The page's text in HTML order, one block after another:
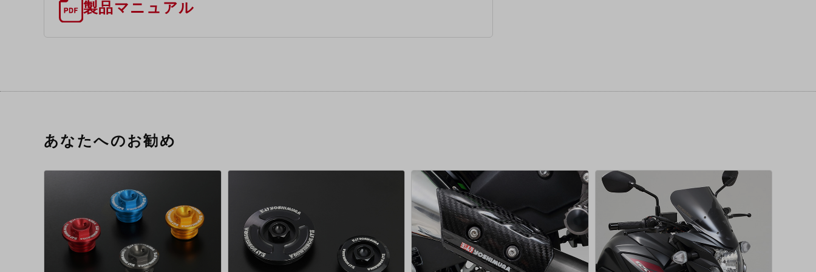
製品マニュアル
あなたへのお勧め